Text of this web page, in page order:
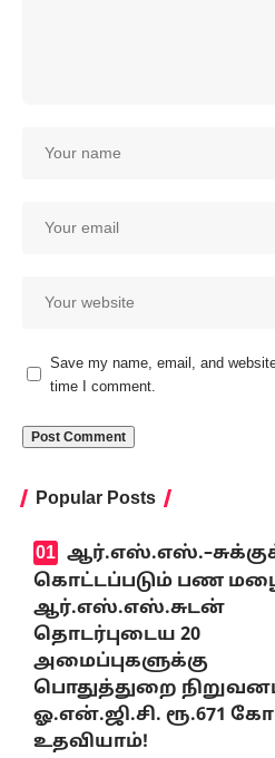
Save my name, email, and
time I comment.
Popular Posts
கொட்டப்படும் பண
ஆர்.எஸ்.எஸ்.சுடன்
தொடர்புடைய 20
அமைப்புகளுக்கு
பொதுத்துறை
ஓ.என்.ஜி.சி. ரூ.671
உதவியாம்!